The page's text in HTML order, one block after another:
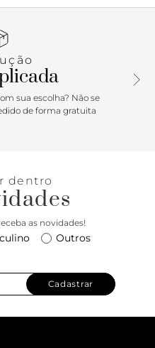
vazada sobre o cabedal.
sua escolha? Não se
de forma gratuita
dentro
as novidades!
Outros
Cadastrar